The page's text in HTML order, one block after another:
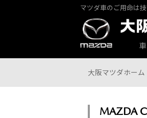
マツダ車のご用命は
カーラインナップ
サービス・アフ
大阪マツダ店舗一
会社情報
大阪マツダホーム
MAZDA